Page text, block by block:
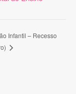
Infantil – Recesso